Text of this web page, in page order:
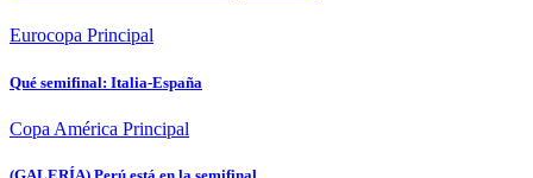
Eurocopa Principal
Qué semifinal: Italia-España
Copa América Principal